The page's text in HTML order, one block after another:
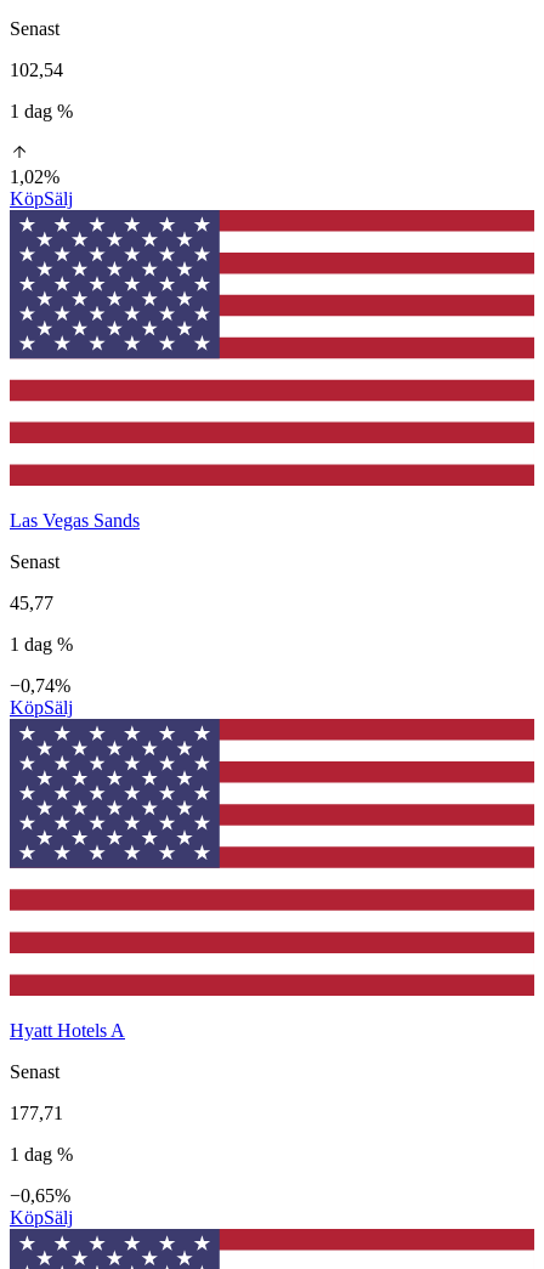
Senast
102,54
1 dag %
1,02%
KöpSälj
Las Vegas Sands
Senast
45,77
1 dag %
−0,74%
KöpSälj
Hyatt Hotels A
Senast
177,71
1 dag %
−0,65%
KöpSälj